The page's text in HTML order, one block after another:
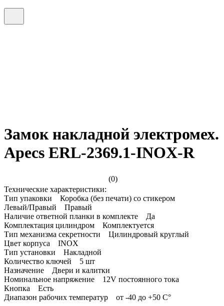
Замок накладной электромех.
Apecs ERL-2369.1-INOX-R
(0)
Технические характеристики:
Тип упаковки Коробка (без печати) со стикером
Левый/Правый Правый
Наличие ответной планки в комплекте Да
Комплектация цилиндром Комплектуется
Тип механизма секретности Цилиндровый круглый
Цвет корпуса INOX
Тип установки Накладной
Количество ключей 5 шт
Назначение Двери и калитки
Номинальное напряжение 12V постоянного тока
Кнопка Есть
Диапазон рабочих температур от -40 до +50 C°